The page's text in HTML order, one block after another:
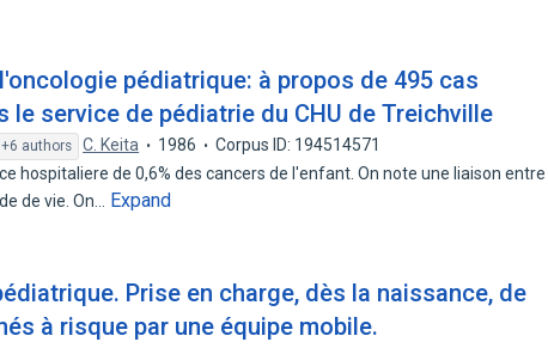
pédiatrique: à propos de 495 cas
le service de pédiatrie du CHU de Treichville
+6 authors C. Keita 1986
Corpus ID: 194514571
hospitaliere de 0,6% des cancers de l'enfant. On note une liaison entre
de vie. On…
Expand
Prise en charge, dès la naissance, de
à risque par une équipe mobile.